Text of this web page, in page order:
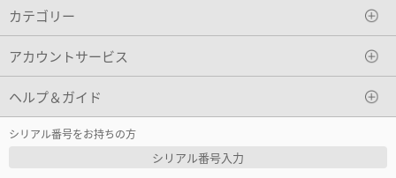
カテゴリー
アカウントサービス
ヘルプ＆ガイド
シリアル番号をお持ちの方
シリアル番号入力